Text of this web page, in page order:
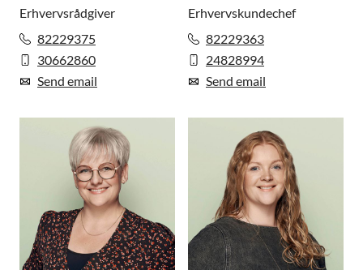
Erhvervsrådgiver
82229375
30662860
Send email
Erhvervskundechef
82229363
24828994
Send email